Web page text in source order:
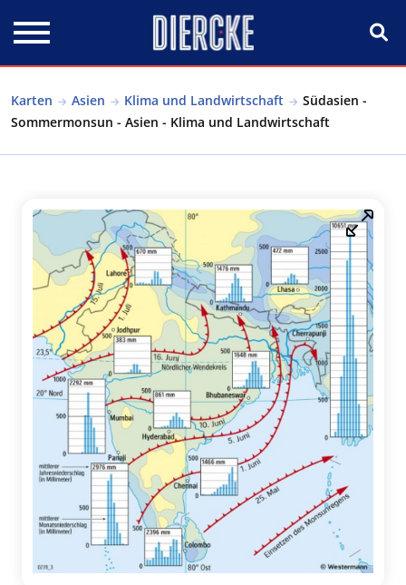
Karten Asien Klima und Landwirtschaft
Südasien -
Sommermonsun - Asien - Klima und Landwirtschaft